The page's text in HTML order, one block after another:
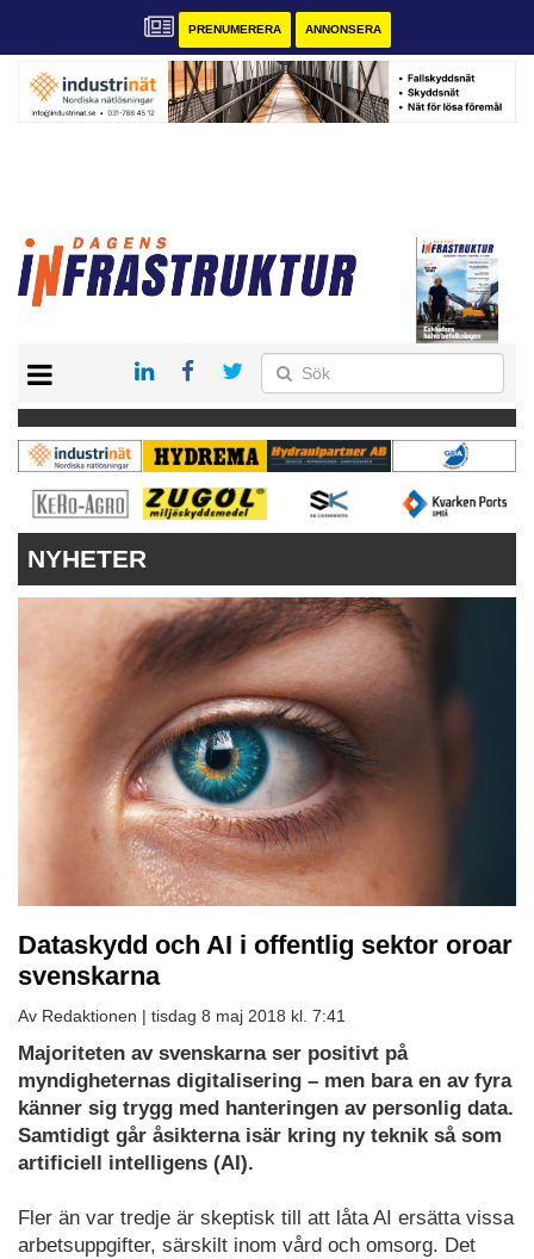
PRENUMERERA ANNONSERA
KONTAKT
VÅRA ANDRA MAGASIN
PRENUMERERA
ANNONSERA
NYHETER
Dataskydd och AI i offentlig sektor oroar
svenskarna
Av Redaktionen | tisdag 8 maj 2018 kl. 7:41
Majoriteten av svenskarna ser positivt på
myndigheternas digitalisering – men bara en av fyra
känner sig trygg med hanteringen av personlig data.
Samtidigt går åsikterna isär kring ny teknik så som
artificiell intelligens (AI).
Fler än var tredje är skeptisk till att låta AI ersätta vissa
arbetsuppgifter, särskilt inom vård och omsorg. Det